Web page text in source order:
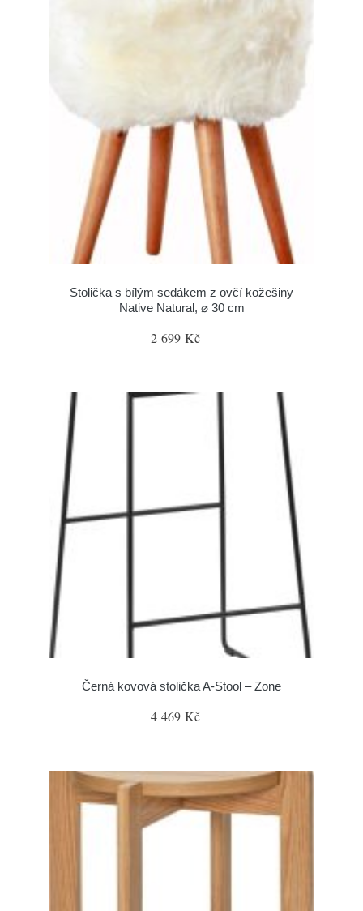
Stolička s bílým sedákem z ovčí kožešiny
Native Natural, ⌀ 30 cm
2 699 Kč
Černá kovová stolička A-Stool – Zone
4 469 Kč